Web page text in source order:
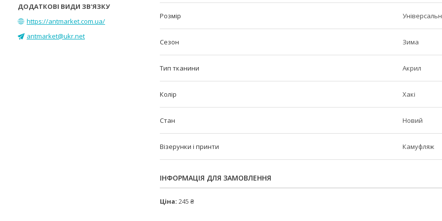
Розмір
Сезон Зима
Тип тканини Акрил
Колір Хакі
Стан Новий
Візерунки і принти Камуфляж
ІНФОРМАЦІЯ ДЛЯ ЗАМОВЛЕННЯ
Ціна: 245 ₴
https://antmarket.com.ua/
antmarket@ukr.net